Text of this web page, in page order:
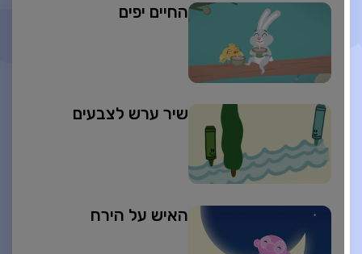
החיים יפים
שיר ערש לצבעים
האיש על הירח